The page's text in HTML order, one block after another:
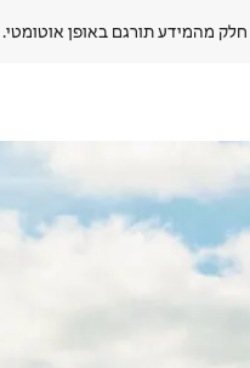
חלק מהמידע תורגם באופן אוטומטי.